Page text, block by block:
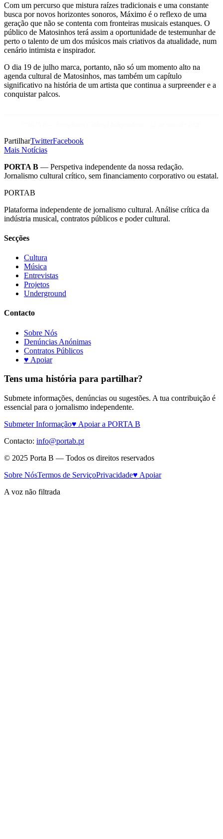
Com um percurso que mistura raízes tradicionais e uma constante
busca por novos horizontes sonoros, Máximo é o reflexo de uma
geração que não se contenta com fronteiras musicais estanques. O
público de Matosinhos terá assim a oportunidade de testemunhar de
perto o talento de um dos músicos mais criativos da atualidade, num
cenário intimista e inspirador.
O dia 19 de julho marca, portanto, não só um momento alto na
agenda cultural de Matosinhos, mas também um capítulo
significativo na história de um artista que continua a surpreender e a
conquistar palcos.
PartilharTwitterFacebook
Mais Notícias
PORTA B — Perspetiva independente da nossa redação.
Jornalismo cultural crítico, sem financiamento corporativo ou estatal.
PORTAB
Plataforma independente de jornalismo cultural. Análise crítica da
indústria musical, contratos públicos e poder cultural.
Secções
Cultura
Música
Entrevistas
Projetos
Underground
Contacto
Sobre Nós
Denúncias Anónimas
Contratos Públicos
♥ Apoiar
Tens uma história para partilhar?
Submete informações, denúncias ou sugestões. A tua contribuição é
essencial para o jornalismo independente.
Submeter Informação♥ Apoiar a PORTA B
Contacto: info@portab.pt
© 2025 Porta B — Todos os direitos reservados
Sobre NósTermos de ServiçoPrivacidade♥ Apoiar
A voz não filtrada